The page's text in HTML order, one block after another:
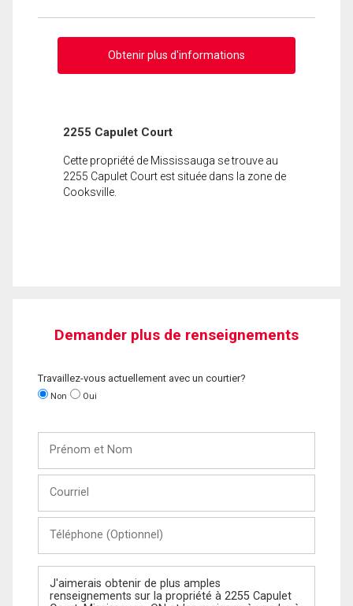
Obtenir plus d'informations
2255 Capulet Court
Cette propriété de Mississauga se trouve au
2255 Capulet Court est située dans la zone de
Cooksville.
Demander plus de renseignements
Travaillez-vous actuellement avec un courtier?
Non Oui
Nom
(Optionnel)
Message